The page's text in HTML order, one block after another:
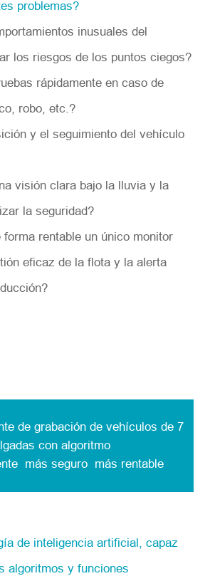
problemas?
inusuales del
los riesgos de los puntos ciegos?
rápidamente en caso de
robo, etc.?
y el seguimiento del vehículo
visión clara bajo la lluvia y la
la seguridad?
rentable un único monitor
eficaz de la flota y la alerta
de grabación de vehículos de 7
con algoritmo
más seguro más rentable
de inteligencia artificial, capaz
algoritmos y funciones